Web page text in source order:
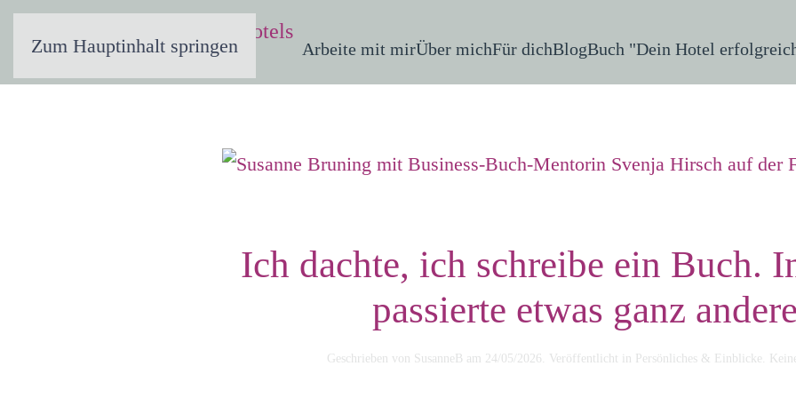
Zum Hauptinhalt springen Arbeite mit mirÜber michFür dichBlogBuch "Dein Hotel
Ich dachte, ich schreibe ein Buch.
passierte etwas ganz
Geschrieben von SusanneB am 24/05/2026. Veröffentlicht in Persönliches & Einblicke .